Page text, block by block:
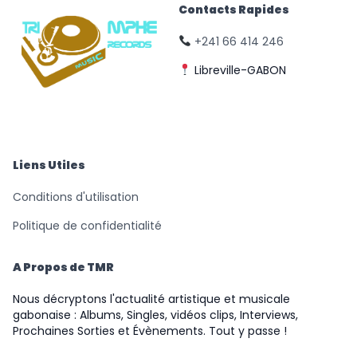
Contacts Rapides
+241 66 414 246
Libreville-GABON
Liens Utiles
Conditions d'utilisation
Politique de confidentialité
A Propos de TMR
Nous décryptons l'actualité artistique et musicale
gabonaise : Albums, Singles, vidéos clips, Interviews,
Prochaines Sorties et Évènements. Tout y passe !